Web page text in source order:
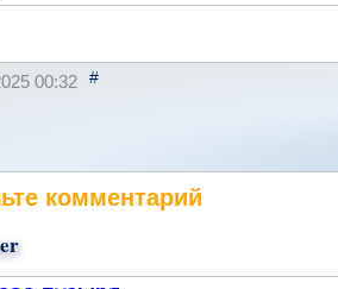
00:32 #
комментарий